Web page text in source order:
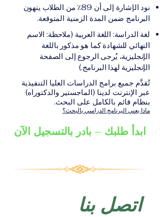
الإلكترونيقد يُطلب تقديم
مستندات إضافية حسب
البرنامج والمؤسسة التعليمية
الأكاديمية المناسبة للبرنامج،
والتي تصدر عن المؤسسة
التعليمية المسؤولة عن تقديم
البرنامج ضمن شبكة VBNN
Smart Education Group.
نود الإشارة إلى أن 89٪ من الطلاب ينهون
البرنامج ضمن المدة الزمنية المتوقعة.
لغة الدراسة: اللغة العربية (ملاحظة: الاسم
النهائي للشهادة كما هو مذكور باللغة
الإنجليزية، يُرجى الرجوع إلى الصفحة
الإنجليزية لهذا البرنامج.)
تُقدَّم جميع برامج الدراسات العليا التنفيذية
عبر الإنترنت لدينا (الماجستير والدكتوراه)
بنظام قائم بالكامل على البحث.
ماذا يعني البرنامج الدراسي بالبحث؟
ابدأ طلبك – بادر بالتسجيل الآن
اتصل بنا